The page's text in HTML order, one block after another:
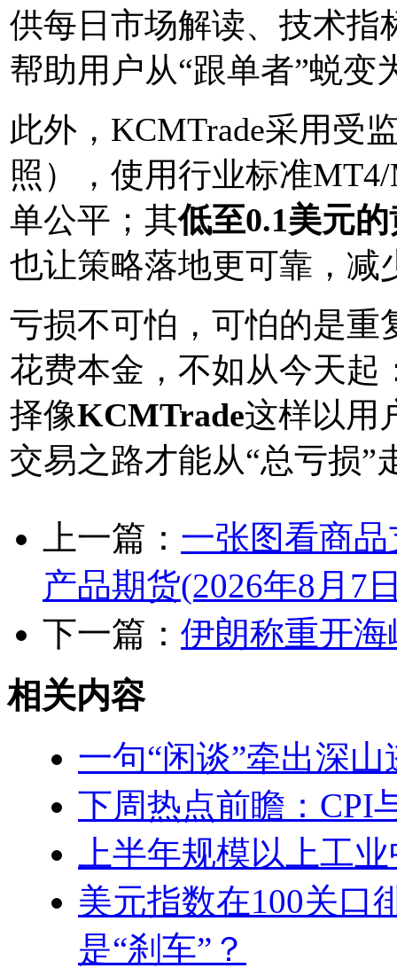
供每日市场解读、技术指
帮助用户从“跟单者”蜕变
此外，KCMTrade采用受
照），使用行业标准
单公平；其低至0.1美元
也让策略落地更可靠，减
亏损不可怕，可怕的是重
花费本金，不如从今天起
择像KCMTrade这样以用
交易之路才能从“总亏损”
上一篇： 一张图看商
产品期货(2026年8月7
下一篇： 伊朗称重开
相关内容
一句“闲谈”牵出深
下周热点前瞻：CPI
上半年规模以上工
美元指数在100关口
是“刹车”？